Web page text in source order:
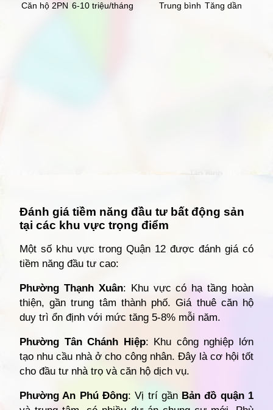
Căn hộ 2PN 6-10 triệu/tháng Trung bình Tăng dần
Đánh giá tiềm năng đầu tư bất động sản
tại các khu vực trọng điểm
Một số khu vực trong Quận 12 được đánh giá có
tiềm năng đầu tư cao:
Phường Thạnh Xuân: Khu vực có hạ tầng hoàn
thiện, gần trung tâm thành phố. Giá thuê căn hộ
duy trì ổn định với mức tăng 5-8% mỗi năm.
Phường Tân Chánh Hiệp: Khu công nghiệp lớn
tạo nhu cầu nhà ở cho công nhân. Đây là cơ hội tốt
cho đầu tư nhà trọ và căn hộ dịch vụ.
Phường An Phú Đông: Vị trí gần Bản đồ quận 1